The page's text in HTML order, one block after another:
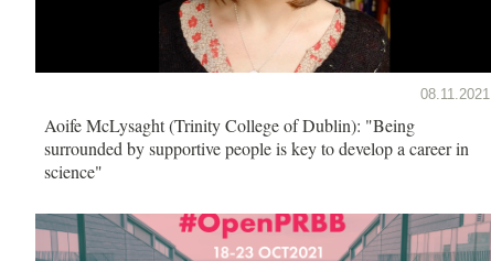
08.11.2021
Aoife McLysaght (Trinity College of Dublin): "Being
surrounded by supportive people is key to develop a career in
science"